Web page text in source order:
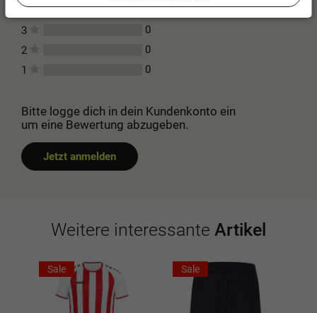
4
0
3
0
2
0
1
0
Bitte logge dich in dein Kundenkonto ein
um eine Bewertung abzugeben.
Jetzt anmelden
Weitere interessante Artikel
Sale Sale